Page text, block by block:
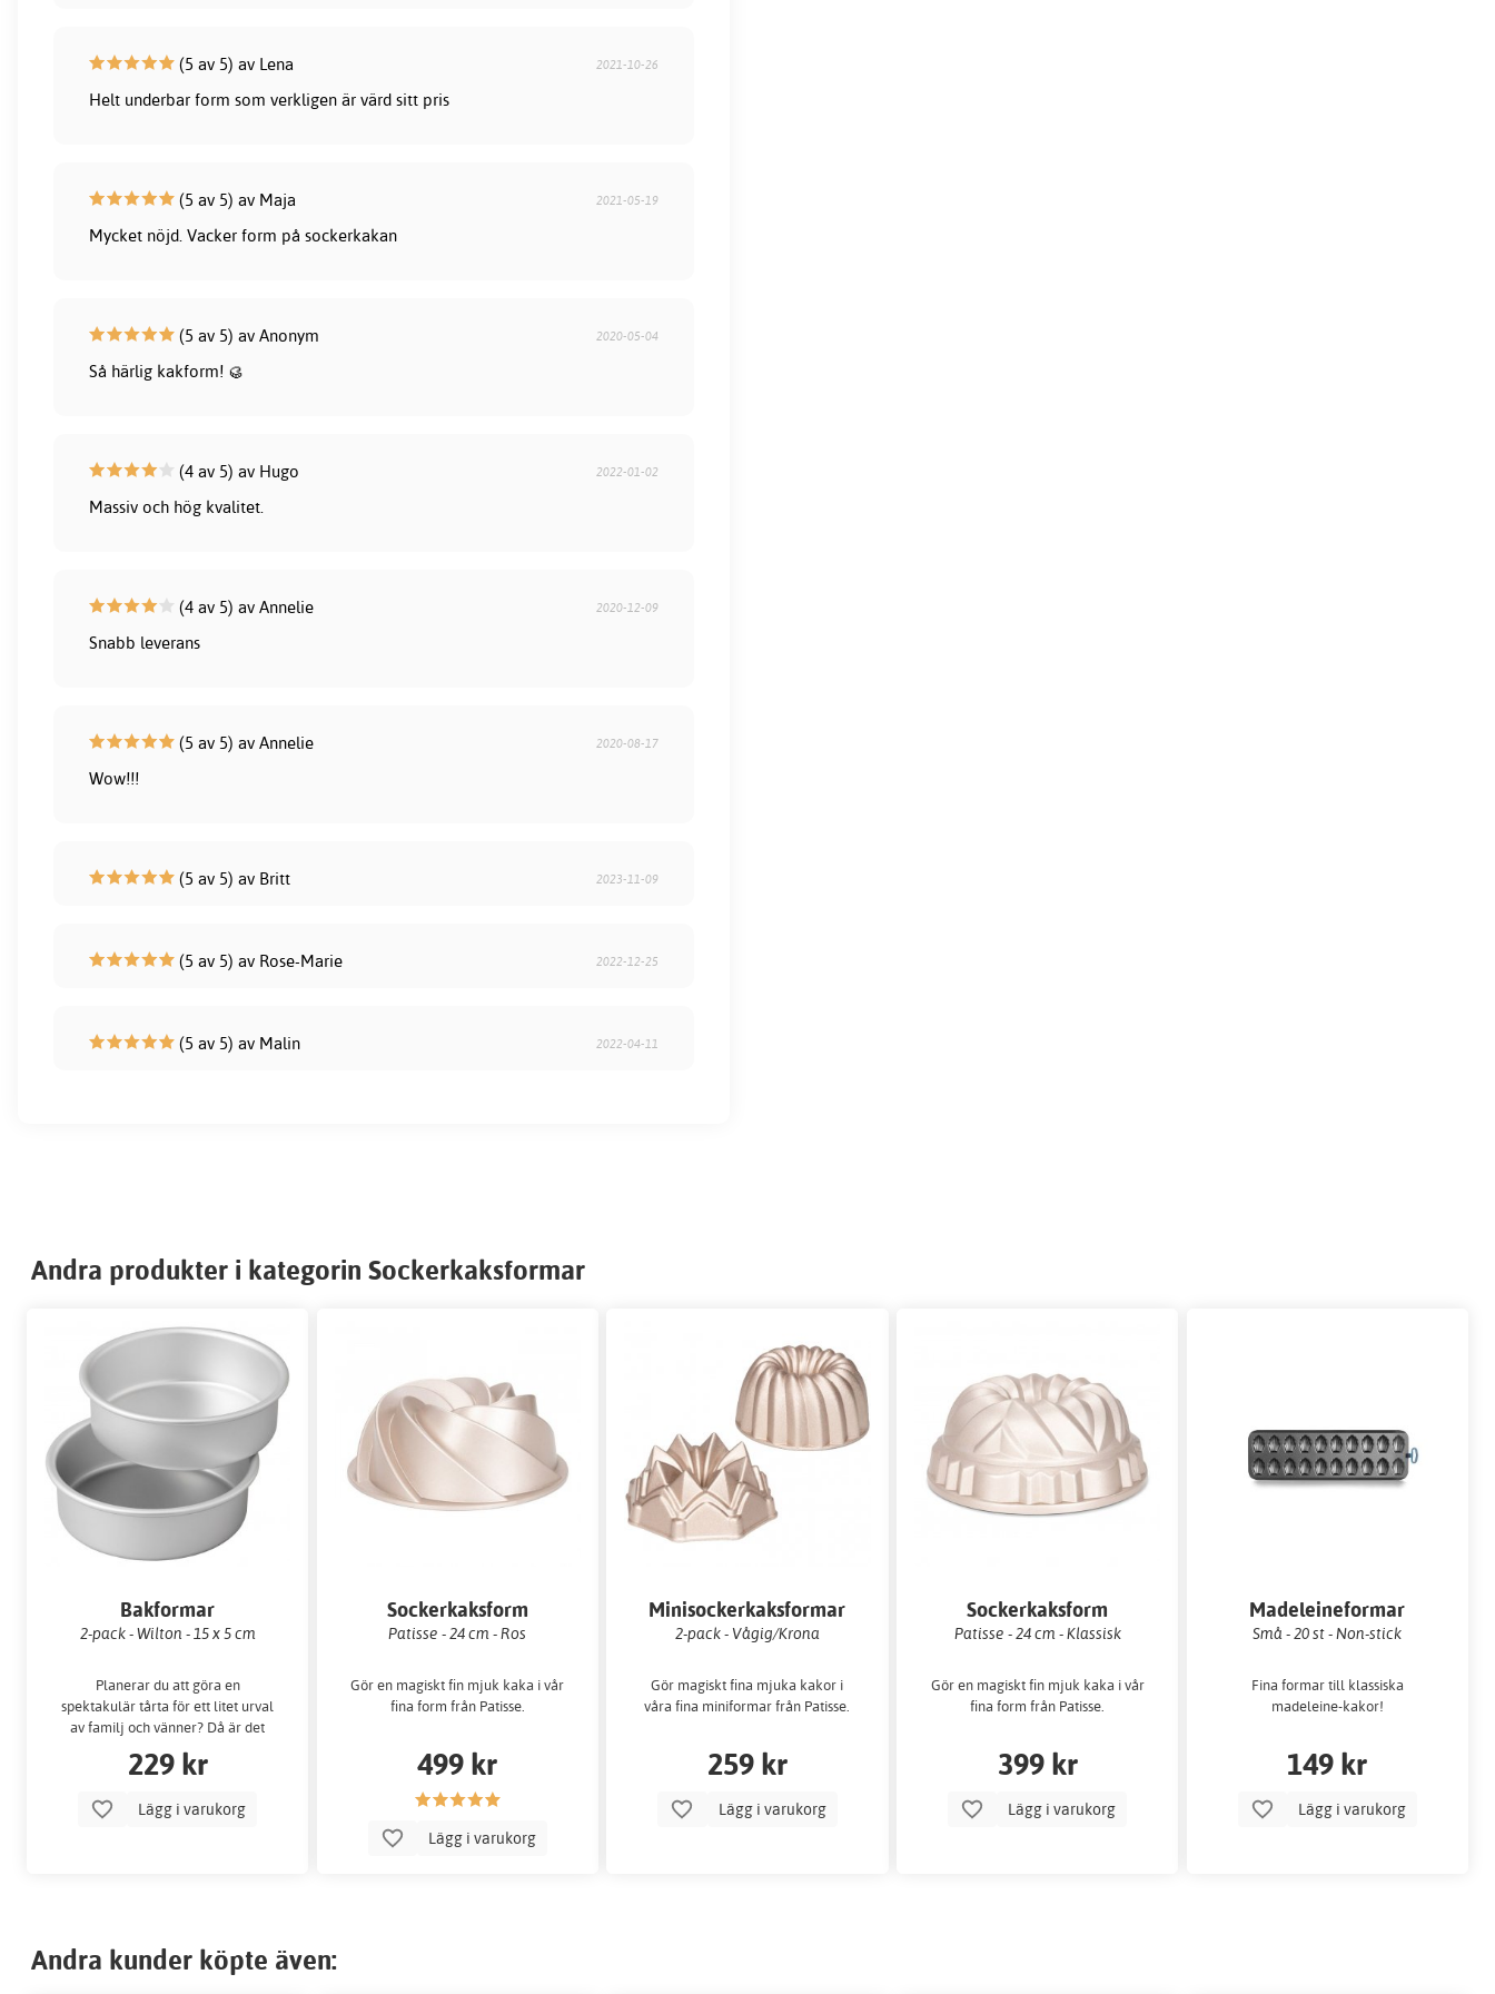
(5 av 5) av Lena 2021-10-26
Helt underbar form som verkligen är värd sitt pris
(5 av 5) av Maja 2021-05-19
Mycket nöjd. Vacker form på sockerkakan
(5 av 5) av Anonym 2020-05-04
Så härlig kakform! 🥮
(4 av 5) av Hugo 2022-01-02
Massiv och hög kvalitet.
(4 av 5) av Annelie 2020-12-09
Snabb leverans
(5 av 5) av Annelie 2020-08-17
Wow!!!
(5 av 5) av Britt 2023-11-09
(5 av 5) av Rose-Marie 2022-12-25
(5 av 5) av Malin 2022-04-11
Andra produkter i kategorin Sockerkaksformar
Bakformar
2-pack - Wilton - 15 x 5 cm
Planerar du att göra en
spektakulär tårta för ett litet urval
av familj och vänner? Då är det
229 kr
Lägg i varukorg
Sockerkaksform
Patisse - 24 cm - Ros
Gör en magiskt fin mjuk kaka i vår
fina form från Patisse.
499 kr
Lägg i varukorg
Minisockerkaksformar
2-pack - Vågig/Krona
Gör magiskt fina mjuka kakor i
våra fina miniformar från Patisse.
259 kr
Lägg i varukorg
Sockerkaksform
Patisse - 24 cm - Klassisk
Gör en magiskt fin mjuk kaka i vår
fina form från Patisse.
399 kr
Lägg i varukorg
Madeleineformar
Små - 20 st - Non-stick
Fina formar till klassiska
madeleine-kakor!
149 kr
Lägg i varukorg
Andra kunder köpte även: